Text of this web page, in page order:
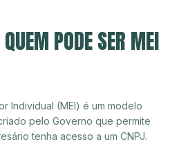
PODE SER MEI
Individual (MEI) é um modelo
pelo Governo que permite
tenha acesso a um CNPJ.